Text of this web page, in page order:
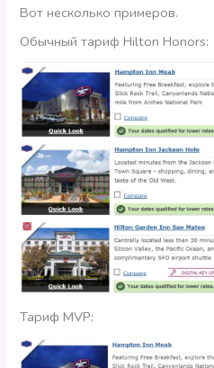
Вот несколько примеров.
Обычный тариф Hilton Honors:
Тариф MVP: